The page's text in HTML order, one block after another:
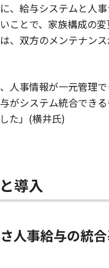
、給与システムと人
ことで、家族構成の
、双方のメンテナン
人事情報が一元管理
がシステム統合でき
た」(横井氏)
導入
人事給与の統